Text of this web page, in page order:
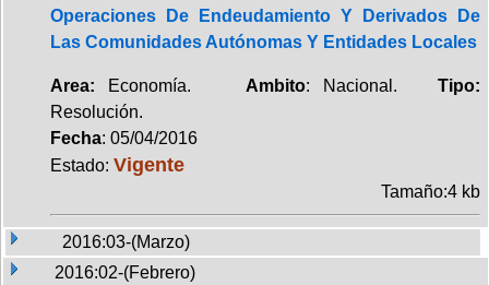
Operaciones De Endeudamiento Y Derivados De
Las Comunidades Autónomas Y Entidades Locales
Area: Economía. Ambito: Nacional.Tipo:
Resolución.
Fecha: 05/04/2016
Estado: Vigente
Tamaño:4 kb
2016:03-(Marzo)
2016:02-(Febrero)